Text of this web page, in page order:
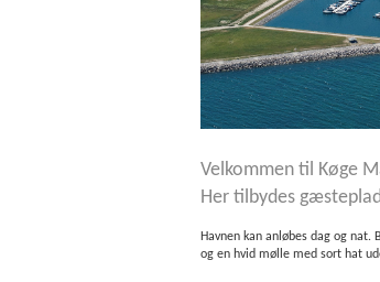
Velkommen til Køge
Her tilbydes
Havnen kan anløbes dag og
og en hvid mølle med sort hat